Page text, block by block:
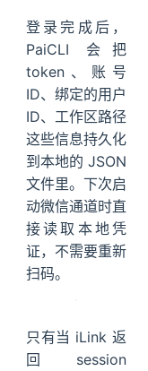
登录完成后，
PaiCLI 会把
token、账号
ID、绑定的用户
ID、工作区路径
这些信息持久化
到本地的 JSON
文件里。下次启
动微信通道时直
接读取本地凭
证，不需要重新
扫码。
只有当 iLink 返
回 session